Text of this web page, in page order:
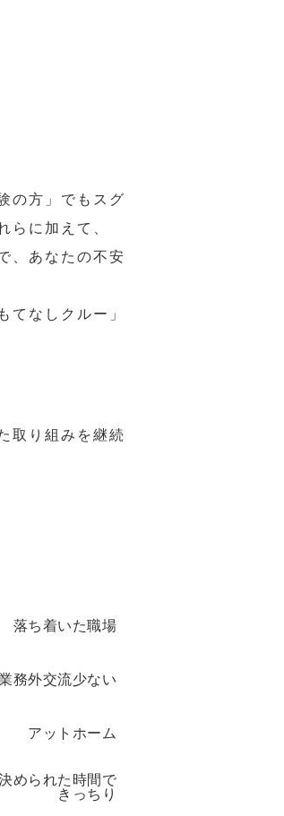
の方」でもスグ
らに加えて、
、あなたの不安
てなしクルー」
取り組みを継続
落ち着いた職場
務外交流少ない
アットホーム
められた時間で
きっちり